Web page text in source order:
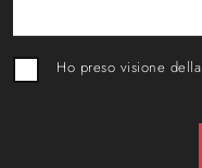
Ho preso visione della